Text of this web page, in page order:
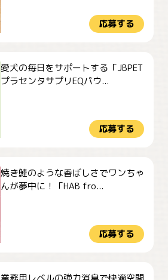
応募する
愛犬の毎日をサポートする「JBPET
プラセンタサプリEQパウ...
応募する
焼き鮭のような香ばしさでワンちゃ
んが夢中に！「HAB fro...
応募する